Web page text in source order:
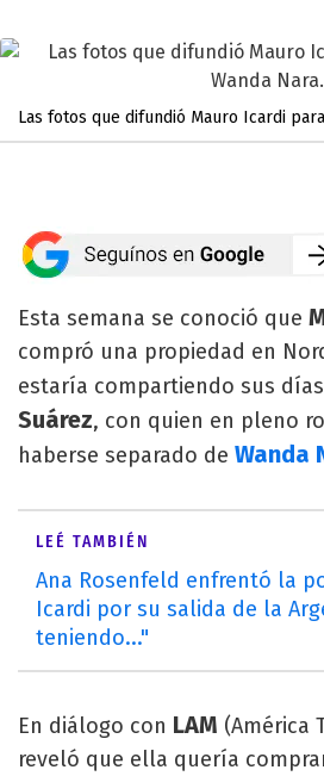
Las fotos que difundió Mauro Icardi
Esta semana se conoció que
compró una propiedad en
estaría compartiendo sus
Suárez, con quien en pleno
haberse separado de Wanda
LEÉ TAMBIÉN
Ana Rosenfeld enfrentó la
Icardi por su salida de la
teniendo..."
En diálogo con LAM (América
reveló que ella quería